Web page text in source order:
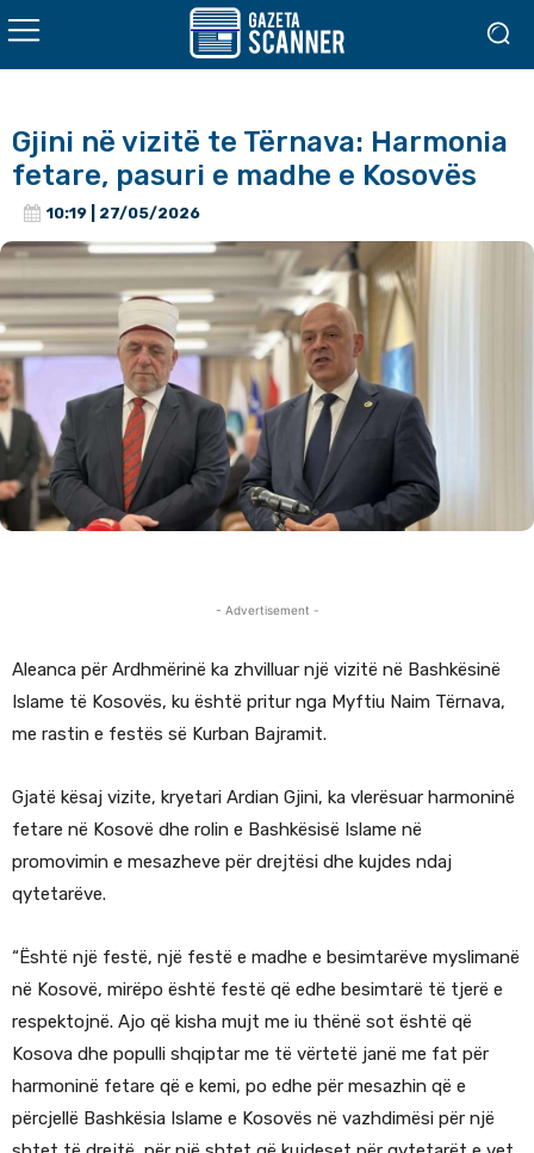
Gjini në vizitë te Tërnava: Harmonia
fetare, pasuri e madhe e Kosovës
10:19 | 27/05/2026
- Advertisement -
Aleanca për Ardhmërinë ka zhvilluar një vizitë në Bashkësinë
Islame të Kosovës, ku është pritur nga Myftiu Naim Tërnava,
me rastin e festës së Kurban Bajramit.
Gjatë kësaj vizite, kryetari Ardian Gjini, ka vlerësuar harmoninë
fetare në Kosovë dhe rolin e Bashkësisë Islame në
promovimin e mesazheve për drejtësi dhe kujdes ndaj
qytetarëve.
“Është një festë, një festë e madhe e besimtarëve myslimanë
në Kosovë, mirëpo është festë që edhe besimtarë të tjerë e
respektojnë. Ajo që kisha mujt me iu thënë sot është që
Kosova dhe populli shqiptar me të vërtetë janë me fat për
harmoninë fetare që e kemi, po edhe për mesazhin që e
përcjellë Bashkësia Islame e Kosovës në vazhdimësi për një